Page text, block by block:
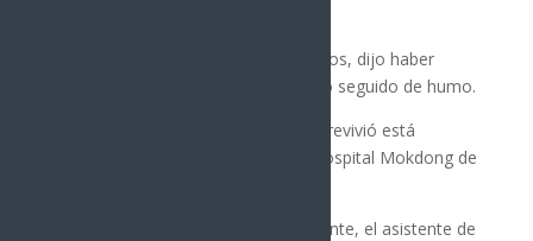
Al ser consultada sobre sus recuerdos, dijo haber
escuchado un fuerte ruido explosivo seguido de humo.
El otro tripulante de cabina que sobrevivió está
recibiendo atención médica en el Hospital Mokdong de
En su primer contacto tras el accidente, el asistente de